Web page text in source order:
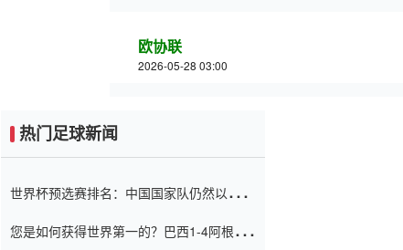
欧协联
2026-05-28 03:00
热门足球新闻
世界杯预选赛排名：中国国家队仍然以6分
您是如何获得世界第一的？巴西1-4阿根